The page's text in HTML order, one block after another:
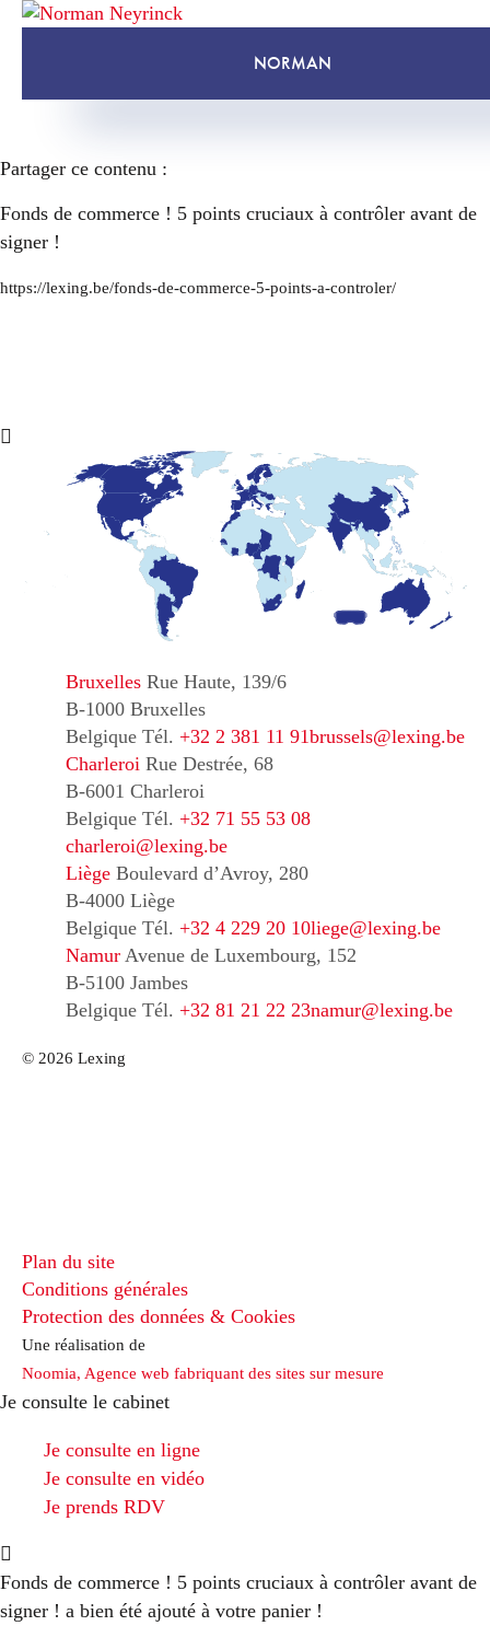
NORMAN
Partager ce contenu :
Fonds de commerce ! 5 points cruciaux à contrôler avant de
signer !
https://lexing.be/fonds-de-commerce-5-points-a-controler/
Bruxelles Rue Haute, 139/6
B-1000 Bruxelles
Belgique Tél. +32 2 381 11 91brussels@lexing.be
Charleroi Rue Destrée, 68
B-6001 Charleroi
Belgique Tél. +32 71 55 53 08
charleroi@lexing.be
Liège Boulevard d’Avroy, 280
B-4000 Liège
Belgique Tél. +32 4 229 20 10liege@lexing.be
Namur Avenue de Luxembourg, 152
B-5100 Jambes
Belgique Tél. +32 81 21 22 23namur@lexing.be
© 2026 Lexing
Plan du site
Conditions générales
Protection des données & Cookies
Une réalisation de
Noomia, Agence web fabriquant des sites sur mesure
Je consulte le cabinet
Je consulte en ligne
Je consulte en vidéo
Je prends RDV
Fonds de commerce ! 5 points cruciaux à contrôler avant de
signer ! a bien été ajouté à votre panier !